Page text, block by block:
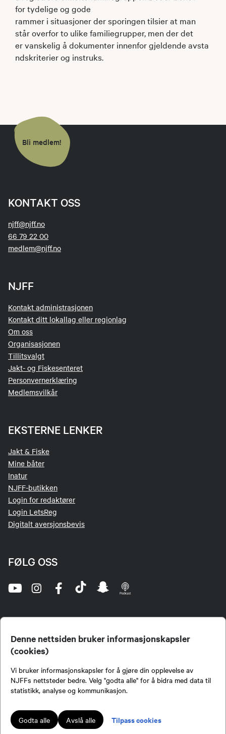
Denne nettsiden bruker informasjonskapsler
(cookies)
Vi bruker informasjonskapsler for å gjøre din opplevelse av
NJFFs nettsteder bedre. Velg "godta alle" for å bidra med data til
statistikk, analyse og kommunikasjon.
Godta alle Avslå alle Tilpass cookies
for tydelige og gode
rammer i situasjoner der sporingen tilsier at man
står overfor to ulike familiegrupper, men der det
er vanskelig å dokumenter innenfor gjeldende avsta
ndskriterier og instruks.
Bli medlem!
KONTAKT OSS
njff@njff.no
66 79 22 00
medlem@njff.no
NJFF
Kontakt administrasjonen
Kontakt ditt lokallag eller regionlag
Om oss
Organisasjonen
Tillitsvalgt
Jakt- og Fiskesenteret
Personvernerklæring
Medlemsvilkår
EKSTERNE LENKER
Jakt & Fiske
Mine båter
Inatur
NJFF-butikken
Login for redaktører
Login LetsReg
Digitalt aversjonsbevis
FØLG OSS
jegere og sportsfiskere og et av de viktigste miljøene for formidling av kunnskap om jakt og
fiske i Norge. Vi er en partipolitisk nøytral organisasjon, men har et sterkt jakt-, fiske-, og
naturpolitisk engasjement i mange saker.
Lokalforeninger tilsluttet Norges Jeger- og Fiskerforbund har ansvar for innhold de
publiserer på njff.no.